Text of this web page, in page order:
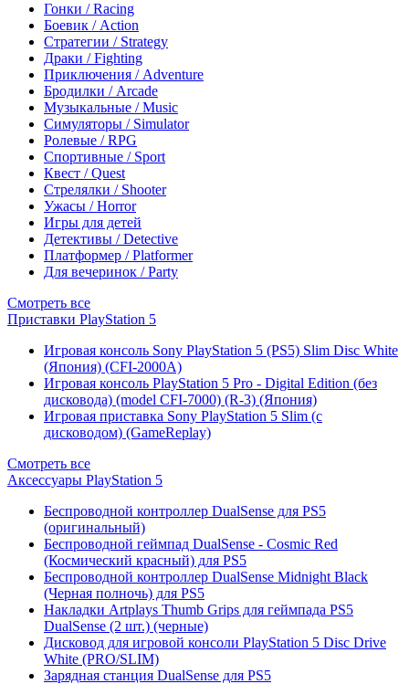
Гонки / Racing
Боевик / Action
Стратегии / Strategy
Драки / Fighting
Приключения / Adventure
Бродилки / Arcade
Музыкальные / Music
Симуляторы / Simulator
Ролевые / RPG
Спортивные / Sport
Квест / Quest
Стрелялки / Shooter
Ужасы / Horror
Игры для детей
Детективы / Detective
Платформер / Platformer
Для вечеринок / Party
Смотреть все
Приставки PlayStation 5
Игровая консоль Sony PlayStation 5 (PS5) Slim Disc White
(Япония) (CFI-2000A)
Игровая консоль PlayStation 5 Pro - Digital Edition (без
дисковода) (model CFI-7000) (R-3) (Япония)
Игровая приставка Sony PlayStation 5 Slim (с
дисководом) (GameReplay)
Смотреть все
Аксессуары PlayStation 5
Беспроводной контроллер DualSense для PS5
(оригинальный)
Беспроводной геймпад DualSense - Cosmic Red
(Космический красный) для PS5
Беспроводной контроллер DualSense Midnight Black
(Черная полночь) для PS5
Накладки Artplays Thumb Grips для геймпада PS5
DualSense (2 шт.) (черные)
Дисковод для игровой консоли PlayStation 5 Disc Drive
White (PRO/SLIM)
Зарядная станция DualSense для PS5